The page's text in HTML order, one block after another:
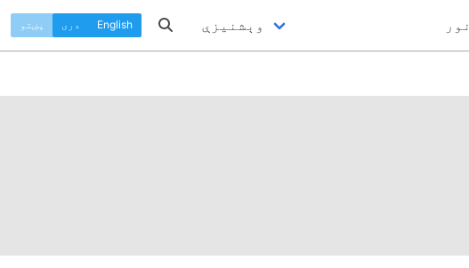
نور وېشنيزې English دری پښتو